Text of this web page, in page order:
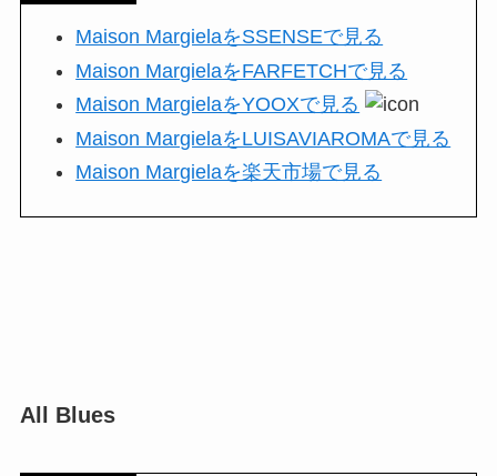
Maison MargielaをSSENSEで見る
Maison MargielaをFARFETCHで見る
Maison MargielaをYOOXで見る
Maison MargielaをLUISAVIAROMAで見る
Maison Margielaを楽天市場で見る
All Blues